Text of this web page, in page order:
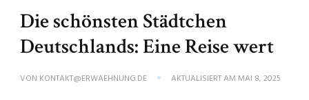
Die schönsten Städtchen
Deutschlands: Eine Reise wert
VON KONTAKT@ERWAEHNUNG.DE AKTUALISIERT AM MAI 8, 2025